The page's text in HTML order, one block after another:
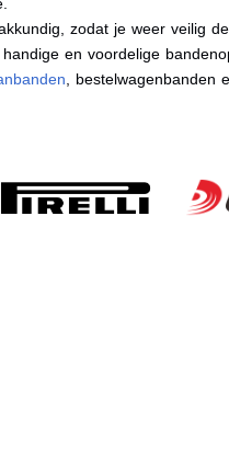
zodat je weer veilig
en voordelige
, bestelwagenbanden